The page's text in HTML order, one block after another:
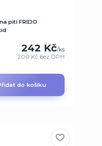
pití FRIDO
242 Kč/ks
200 Kč bez DPH
do košíku